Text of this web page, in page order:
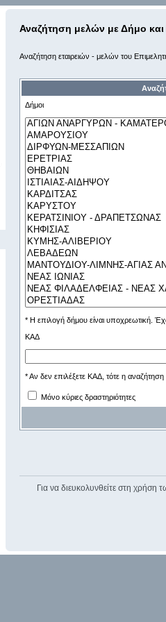
Αναζήτηση μελών με Δήμο
Αναζήτηση εταιρειών - μελών του
Δήμοι
* Η επιλογή δήμου είναι υποχρεωτική.
ΚΑΔ
* Αν δεν επιλέξετε ΚΑΔ, τότε η
Μόνο κύριες δραστηριότητες
Για να διευκολυνθείτε στη χρήση